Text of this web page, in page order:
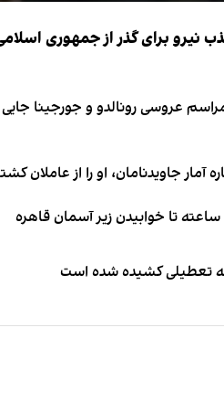
نیرو برای گذر از جمهوری
جاویدنامان، او را از عاملان
تعطیلی کشیده شده است